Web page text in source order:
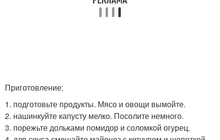
Приготовление:
1. подготовьте продукты. Мясо и овощи вымойте.
2. нашинкуйте капусту мелко. Посолите немного.
3. порежьте дольками помидор и соломкой огурец.